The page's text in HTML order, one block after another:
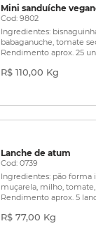
Mini sanduíche
Cod: 9802
Ingredientes:
babaganuche, tomate
Rendimento aprox. 25
R$ 110,00 Kg
Lanche de atum
Cod: 0739
Ingredientes: pão forma
muçarela, milho, tomate,
Rendimento aprox. 5
R$ 77,00 Kg